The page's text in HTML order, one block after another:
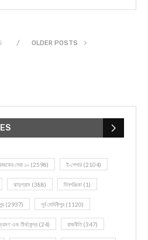
OLDER POSTS
সেরা ১০ (2598) ই-পেপার (2104)
ঝাড়গ্রাম (388) দিনপঞ্জিকা (1)
(2937) পূর্ব মেদিনীপুর (1120)
এবং তীর্থকেন্দ্র (24) রাজনীতি(347)